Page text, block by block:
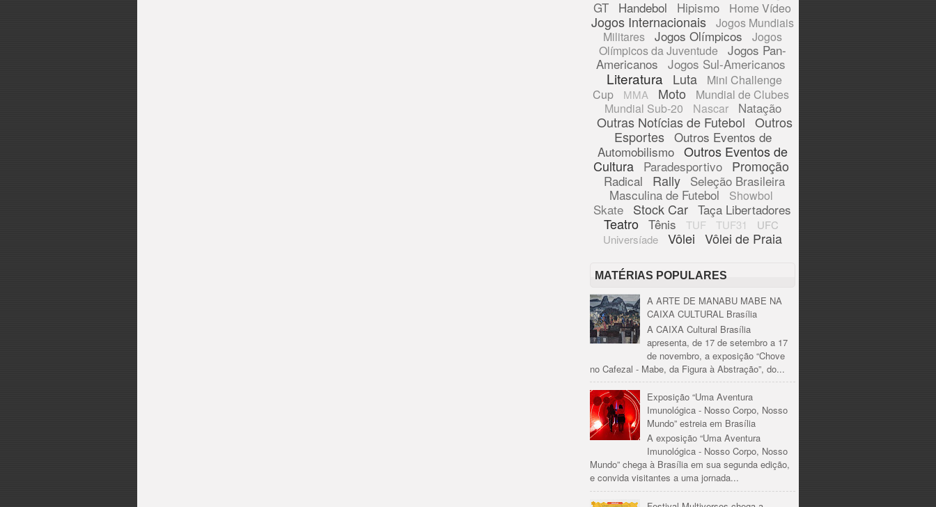
GT Handebol Hipismo Home Vídeo
Jogos Internacionais
Jogos Mundiais
Militares
Jogos Olímpicos
Jogos
Olímpicos da Juventude
Jogos Pan-
Americanos Jogos Sul-Americanos
Literatura Luta
Mini Challenge
Cup
MMA Moto
Mundial de Clubes
Mundial Sub-20
Nascar Natação
Outras Notícias de Futebol Outros
Esportes Outros Eventos de
Automobilismo Outros Eventos de
Cultura
Paradesportivo Promoção
Radical Rally Seleção Brasileira
Masculina de Futebol
Showbol
Skate Stock Car Taça Libertadores
Teatro Tênis TUF TUF31
UFC
Universíade
Vôlei Vôlei de Praia
MATÉRIAS POPULARES
A ARTE DE MANABU MABE NA
CAIXA CULTURAL Brasília
A CAIXA Cultural Brasília
apresenta, de 17 de setembro a 17
de novembro, a exposição “Chove
no Cafezal - Mabe, da Figura à Abstração”, do...
Exposição “Uma Aventura
Imunológica - Nosso Corpo, Nosso
Mundo” estreia em Brasília
A exposição “Uma Aventura
Imunológica - Nosso Corpo, Nosso
Mundo” chega à Brasília em sua segunda edição,
e convida visitantes a uma jornada...